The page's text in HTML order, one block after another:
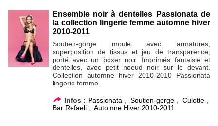
Ensemble noir à dentelles Passionata de
la collection lingerie femme automne hiver
2010-2011
Soutien-gorge moulé avec armatures,
superposition de tissus et jeu de transparence,
porté avec un boxer noir. Imprimés fantaisie et
dentelles, avec petit noeud noir sur le devant.
Collection automne hiver 2010-2010 Passionata
lingerie femme
Infos : Passionata Soutien-gorge, Culotte,
Bar Refaeli, Automne Hiver 2010-2011